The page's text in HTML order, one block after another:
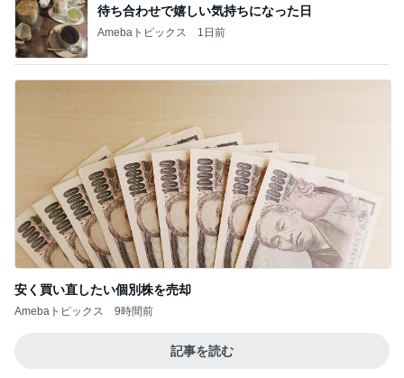
待ち合わせで嬉しい気持ちになった日
Amebaトピックス 1日前
安く買い直したい個別株を売却
Amebaトピックス 9時間前
記事を読む